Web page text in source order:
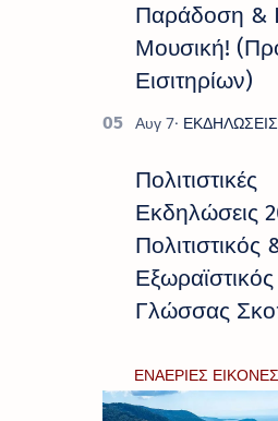
Παράδοση &
Μουσική!
Εισιτηρίων)
Πολιτιστικές
Εκδηλώσεις
Πολιτιστικός
Γλώσσας
ΕΝΑΕΡΙΕΣ